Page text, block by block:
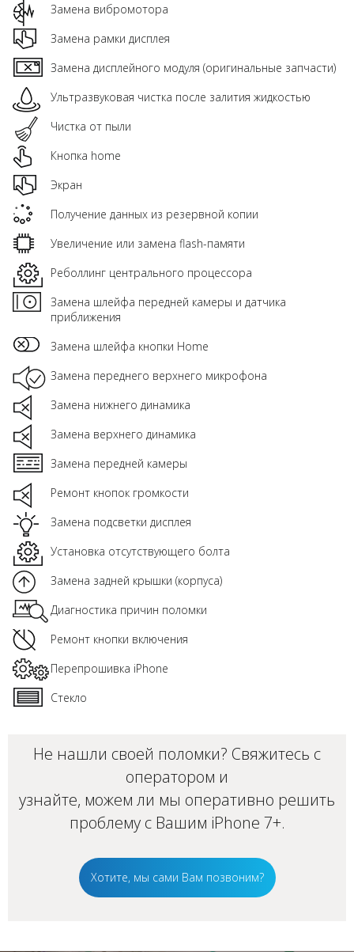
Замена вибромотора
Замена рамки дисплея
Замена дисплейного модуля (оригинальные запчасти)
Ультразвуковая чистка после залития жидкостью
Чистка от пыли
Кнопка home
Экран
Получение данных из резервной копии
Увеличение или замена flash-памяти
Реболлинг центрального процессора
Замена шлейфа передней камеры и датчика
приближения
Замена шлейфа кнопки Home
Замена переднего верхнего микрофона
Замена нижнего динамика
Замена верхнего динамика
Замена передней камеры
Ремонт кнопок громкости
Замена подсветки дисплея
Установка отсутствующего болта
Замена задней крышки (корпуса)
Диагностика причин поломки
Ремонт кнопки включения
Перепрошивка iPhone
Стекло
Не нашли своей поломки? Свяжитесь с
оператором и
узнайте, можем ли мы оперативно решить
проблему с Вашим iPhone 7+.
Хотите, мы сами Вам позвоним?